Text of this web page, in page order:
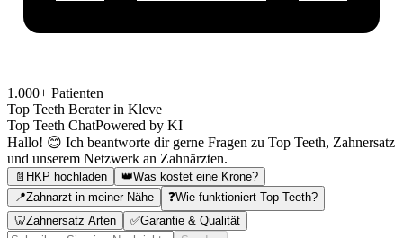
1.000+ Patienten
Top Teeth Berater in Kleve
Top Teeth ChatPowered by KI
Hallo! 😊 Ich beantworte dir gerne Fragen zu Top Teeth, Zahnersatz
und unserem Netzwerk an Zahnärzten.
📄 HKP hochladen 👑Was kostet eine Krone?
📍Zahnarzt in meiner Nähe ❓Wie funktioniert Top Teeth?
🦷Zahnersatz Arten ✅Garantie & Qualität